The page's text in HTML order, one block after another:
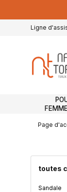
Ligne
Page
toutes
Sandale